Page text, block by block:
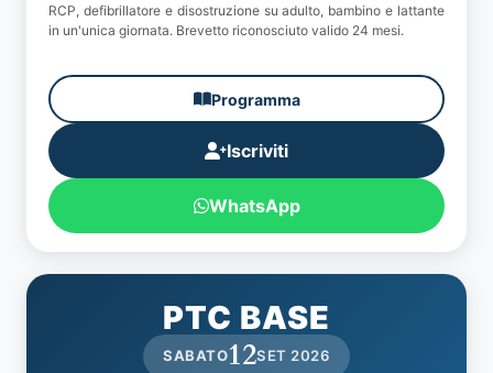
RCP, defibrillatore e disostruzione su adulto, bambino e lattante
in un'unica giornata. Brevetto riconosciuto valido 24 mesi.
Programma
Iscriviti
WhatsApp
PTC BASE
SABATO12SET 2026